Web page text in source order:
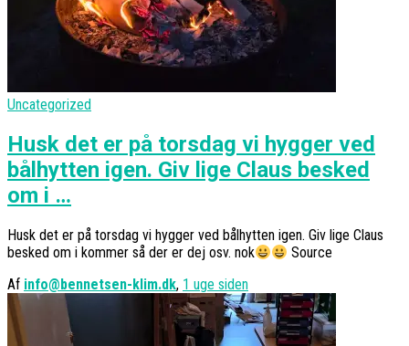
Uncategorized
Husk det er på torsdag vi hygger ved
bålhytten igen. Giv lige Claus besked
om i …
Husk det er på torsdag vi hygger ved bålhytten igen. Giv lige Claus
besked om i kommer så der er dej osv. nok
Source
Af info@bennetsen-klim.dk, 1 uge siden